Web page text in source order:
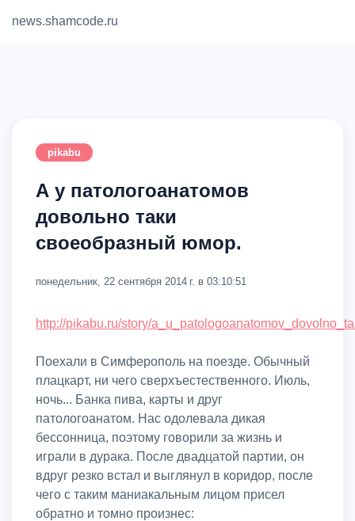
news.shamcode.ru
pikabu
А у патологоанатомов
довольно таки
своеобразный юмор.
понедельник, 22 сентября 2014 г. в 03:10:51
http://pikabu.ru/story/
Поехали в Симферополь на поезде. Обычный
плацкарт, ни чего сверхъестественного. Июль,
ночь... Банка пива, карты и друг
патологоанатом. Нас одолевала дикая
бессонница, поэтому говорили за жизнь и
играли в дурака. После двадцатой партии, он
вдруг резко встал и выглянул в коридор, после
чего с таким маниакальным лицом присел
обратно и томно произнес: